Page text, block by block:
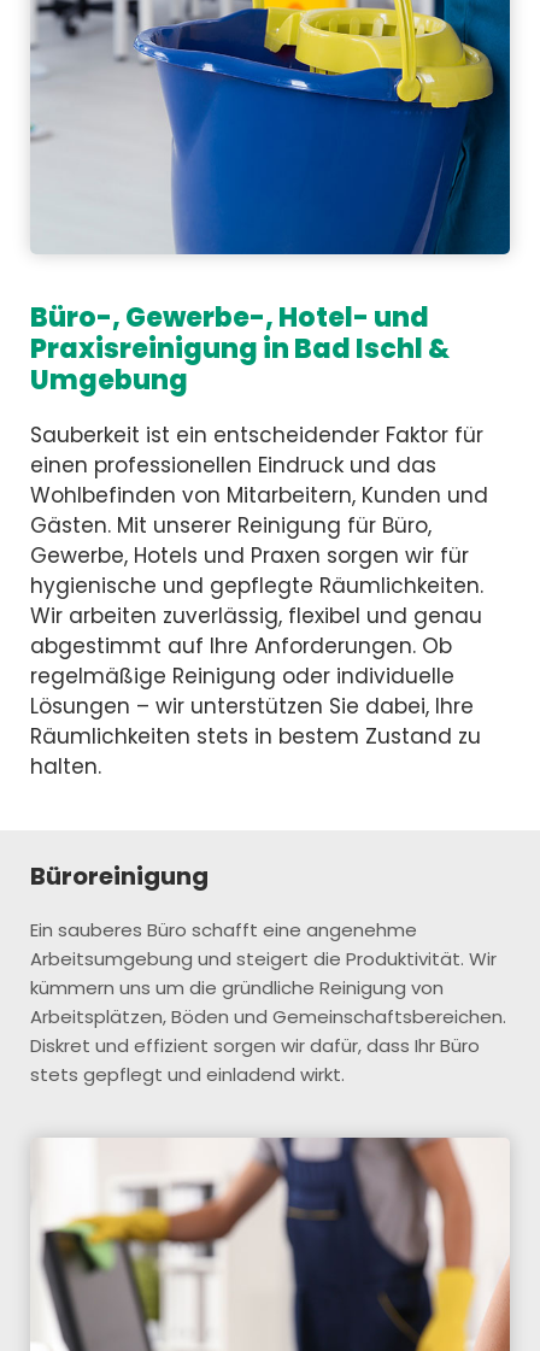
Büro-, Gewerbe-, Hotel- und
Praxisreinigung in Bad Ischl &
Umgebung
Sauberkeit ist ein entscheidender Faktor für
einen professionellen Eindruck und das
Wohlbefinden von Mitarbeitern, Kunden und
Gästen. Mit unserer Reinigung für Büro,
Gewerbe, Hotels und Praxen sorgen wir für
hygienische und gepflegte Räumlichkeiten.
Wir arbeiten zuverlässig, flexibel und genau
abgestimmt auf Ihre Anforderungen. Ob
regelmäßige Reinigung oder individuelle
Lösungen – wir unterstützen Sie dabei, Ihre
Räumlichkeiten stets in bestem Zustand zu
halten.
Büroreinigung
Ein sauberes Büro schafft eine angenehme
Arbeitsumgebung und steigert die Produktivität. Wir
kümmern uns um die gründliche Reinigung von
Arbeitsplätzen, Böden und Gemeinschaftsbereichen.
Diskret und effizient sorgen wir dafür, dass Ihr Büro
stets gepflegt und einladend wirkt.